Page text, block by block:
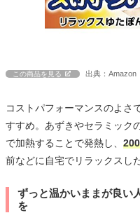
この商品を見る 出典：Amazon
コストパフォーマンスのよさ
すすめ。あずきやセラミック
で加熱することで発熱し、
前などに自宅でリラックスし
ずっと温かいままが良い
を